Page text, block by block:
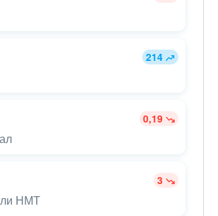
214
0,19
3
НМТ